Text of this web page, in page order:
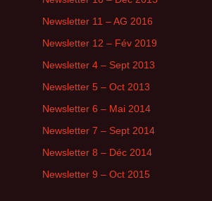
Newsletter 11 – AG 2016
Newsletter 12 – Fév 2019
Newsletter 4 – Sept 2013
Newsletter 5 – Oct 2013
Newsletter 6 – Mai 2014
Newsletter 7 – Sept 2014
Newsletter 8 – Déc 2014
Newsletter 9 – Oct 2015